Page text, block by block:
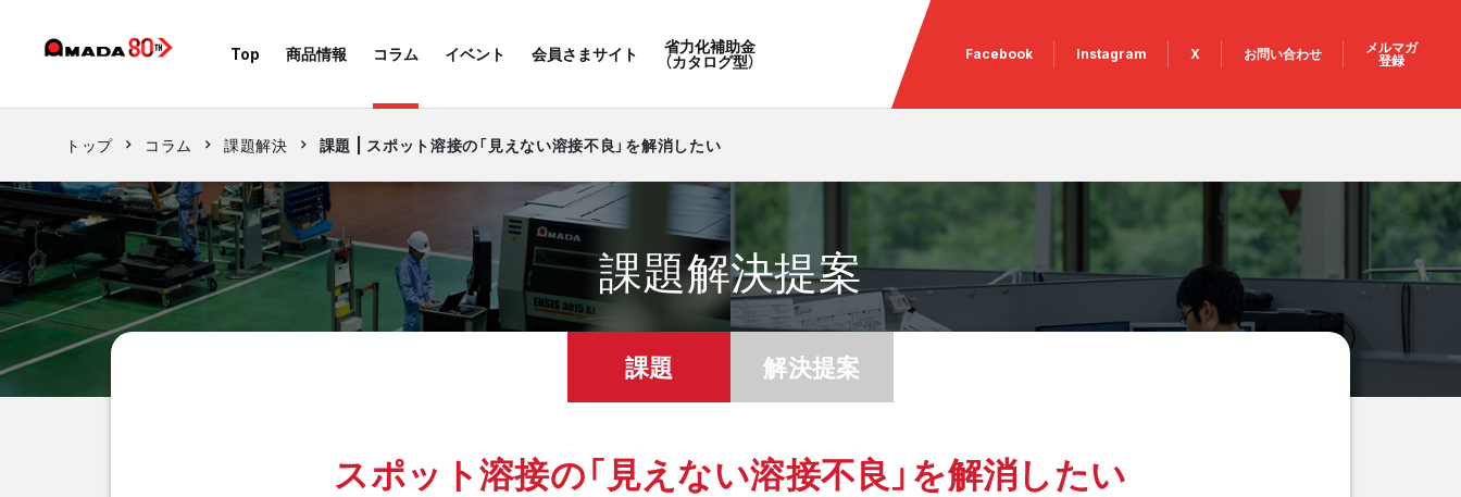
Top 商品情報 コラム イベント 会員さまサイト
省力化補助金
（カタログ型）
Facebook Instagram X お問い合わせ
メルマガ
登録
トップ コラム 課題解決 課題 | スポット溶接の「見えない溶接不良」を解消したい
課題解決提案
課題 解決提案
スポット溶接の「見えない溶接不良」を解消したい